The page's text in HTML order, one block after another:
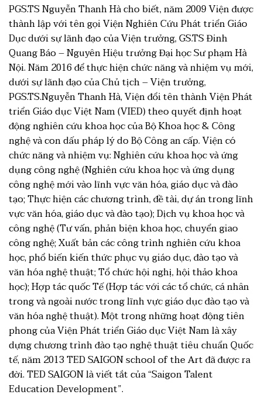
PGS.TS Nguyễn Thanh Hà cho biết, năm 2009 Viện được
thành lập với tên gọi Viện Nghiên Cứu Phát triển Giáo
Dục dưới sự lãnh đạo của Viện trưởng, GS.TS Đinh
Quang Báo – Nguyên Hiệu trưởng Đại học Sư phạm Hà
Nội. Năm 2016 để thực hiện chức năng và nhiệm vụ mới,
dưới sự lãnh đạo của Chủ tịch – Viện trưởng,
PGS.TS.Nguyễn Thanh Hà, Viện đổi tên thành Viện Phát
triển Giáo dục Việt Nam (VIED) theo quyết định hoạt
động nghiên cứu khoa học của Bộ Khoa học & Công
nghệ và con dấu pháp lý do Bộ Công an cấp. Viện có
chức năng và nhiệm vụ: Nghiên cứu khoa học và ứng
dụng công nghệ (Nghiên cứu khoa học và ứng dụng
công nghệ mới vào lĩnh vực văn hóa, giáo dục và đào
tạo; Thực hiện các chương trình, đề tài, dự án trong lĩnh
vực văn hóa, giáo dục và đào tạo); Dịch vụ khoa học và
công nghệ (Tư vấn, phản biện khoa học, chuyển giao
công nghệ; Xuất bản các công trình nghiên cứu khoa
học, phổ biến kiến thức phục vụ giáo dục, đào tạo và
văn hóa nghệ thuật; Tổ chức hội nghị, hội thảo khoa
học); Hợp tác quốc Tế (Hợp tác với các tổ chức, cá nhân
trong và ngoài nước trong lĩnh vực giáo dục đào tạo và
văn hóa nghệ thuật). Một trong những hoạt động tiên
phong của Viện Phát triển Giáo dục Việt Nam là xây
dựng chương trình đào tạo nghệ thuật tiêu chuẩn Quốc
tế, năm 2013 TED SAIGON school of the Art đã được ra
đời. TED SAIGON là viết tắt của “Saigon Talent
Education Development”.